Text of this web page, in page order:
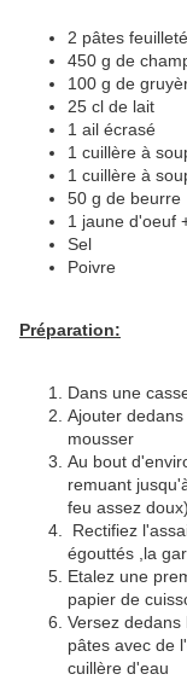
2 pâtes
450 g de
100 g de
25 cl de lait
1 ail écrasé
1 cuillère à
1 cuillère à
50 g de beurre
1 jaune d'oeuf
Sel
Poivre
Préparation:
Dans une
Ajouter
mousser
Au bout
remuant
feu assez
Rectifiez
égouttés ,la
Etalez une
papier de
Versez
pâtes avec de
cuillère d'eau